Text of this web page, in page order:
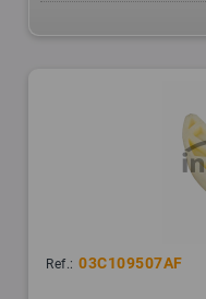
Ref.: 03C109507AF